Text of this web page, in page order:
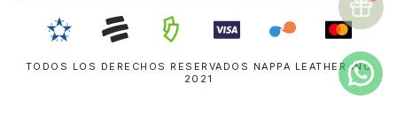
TODOS LOS DERECHOS RESERVADOS NAPPA LEATHER INC
2021